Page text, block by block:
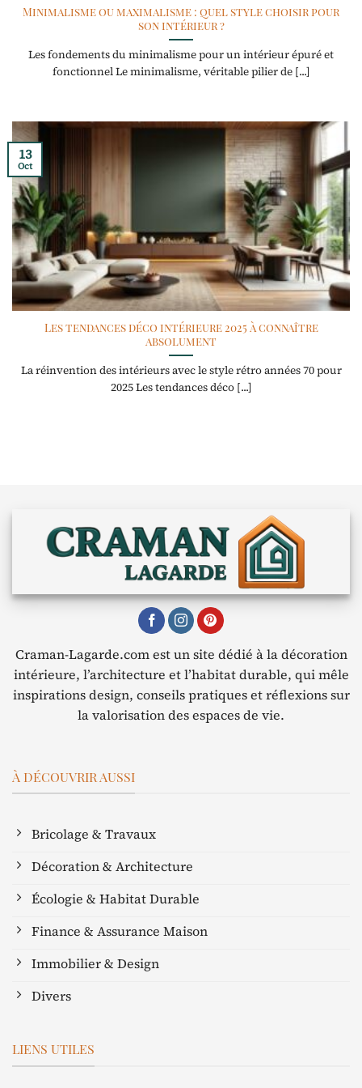
Minimalisme ou maximalisme : quel style choisir pour
son intérieur ?
Les fondements du minimalisme pour un intérieur épuré et
fonctionnel Le minimalisme, véritable pilier de [...]
Les tendances déco intérieure 2025 à connaître
absolument
La réinvention des intérieurs avec le style rétro années 70 pour
2025 Les tendances déco [...]
13
Oct
Craman-Lagarde.com est un site dédié à la décoration
intérieure, l’architecture et l’habitat durable, qui mêle
inspirations design, conseils pratiques et réflexions sur
la valorisation des espaces de vie.
À DÉCOUVRIR AUSSI
Bricolage & Travaux
Décoration & Architecture
Écologie & Habitat Durable
Finance & Assurance Maison
Immobilier & Design
Divers
LIENS UTILES